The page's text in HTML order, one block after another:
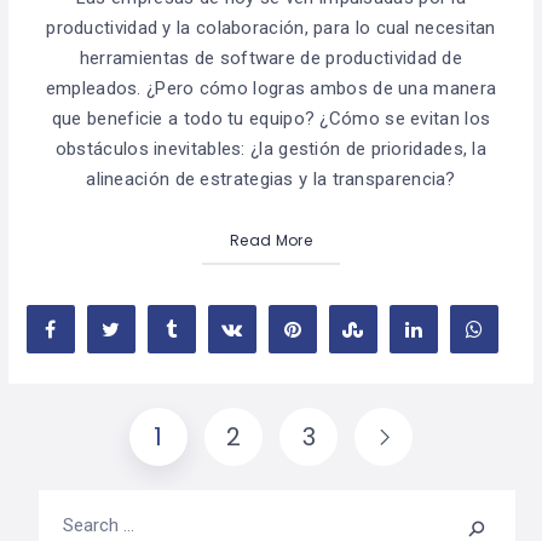
productividad y la colaboración, para lo cual necesitan
herramientas de software de productividad de
empleados. ¿Pero cómo logras ambos de una manera
que beneficie a todo tu equipo? ¿Cómo se evitan los
obstáculos inevitables: ¿la gestión de prioridades, la
alineación de estrategias y la transparencia?
Read More
1 2 3